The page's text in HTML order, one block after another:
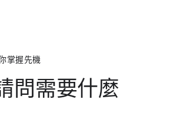
掌握​先​機
問​需要​什麼​